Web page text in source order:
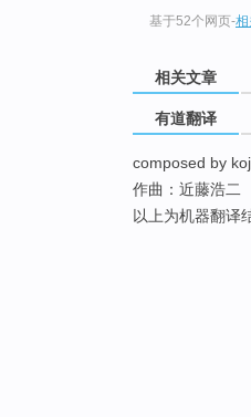
基于52个网页-
相关文章
有道翻译
composed by
作曲：近藤浩二
以上为机器翻译